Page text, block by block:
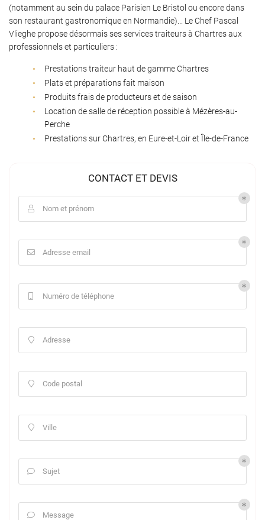
(notamment au sein du palace Parisien Le Bristol ou encore dans
son restaurant gastronomique en Normandie)... Le Chef Pascal
Vlieghe propose désormais ses services traiteurs à Chartres aux
professionnels et particuliers :
Prestations traiteur haut de gamme Chartres
Plats et préparations fait maison
Produits frais de producteurs et de saison
Location de salle de réception possible à Mézères-au-
Perche
Prestations sur Chartres, en Eure-et-Loir et Île-de-France
CONTACT ET DEVIS
 Nom et prénom
 Adresse email
Numéro de téléphone
 Adresse
 Code postal
 Ville
 Sujet
 Message